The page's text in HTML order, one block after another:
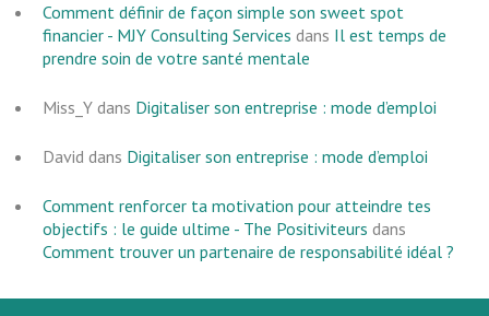
Comment définir de façon simple son sweet spot
financier - MJY Consulting Services dans Il est temps de
prendre soin de votre santé mentale
Miss_Y dans Digitaliser son entreprise : mode d’emploi
David dans Digitaliser son entreprise : mode d’emploi
Comment renforcer ta motivation pour atteindre tes
objectifs : le guide ultime - The Positiviteurs dans
Comment trouver un partenaire de responsabilité idéal ?